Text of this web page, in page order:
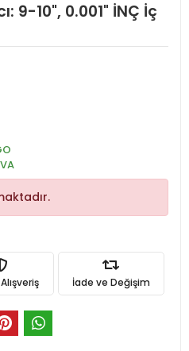
9-10", 0.001" İNÇ İç
İade ve Değişim